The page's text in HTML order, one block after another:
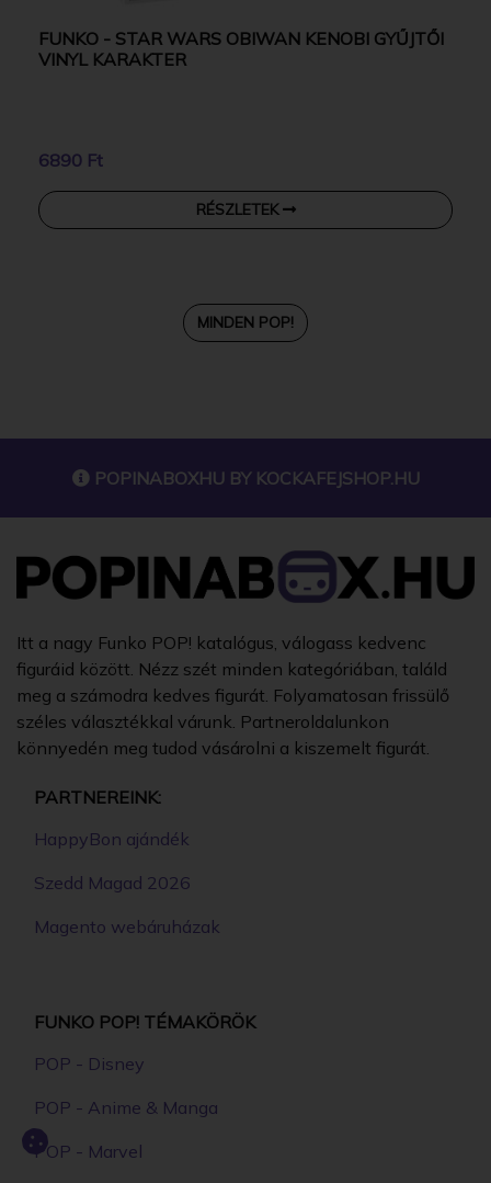
FUNKO - STAR WARS OBIWAN KENOBI GYŰJTŐI
VINYL KARAKTER
6890 Ft
RÉSZLETEK
MINDEN POP!
POPINABOXHU BY KOCKAFEJSHOP.HU
Itt a nagy Funko POP! katalógus, válogass kedvenc
figuráid között. Nézz szét minden kategóriában, találd
meg a számodra kedves figurát. Folyamatosan frissülő
széles választékkal várunk. Partneroldalunkon
könnyedén meg tudod vásárolni a kiszemelt figurát.
PARTNEREINK:
HappyBon ajándék
Szedd Magad 2026
Magento webáruházak
FUNKO POP! TÉMAKÖRÖK
POP - Disney
POP - Anime & Manga
POP - Marvel